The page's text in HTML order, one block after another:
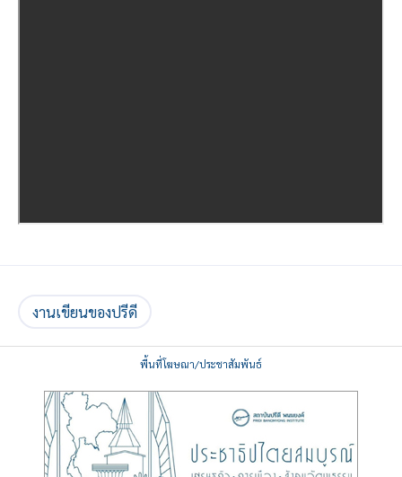
งานเขียนของปรีดี
พื้นที่โฆษณา/ประชาสัมพันธ์